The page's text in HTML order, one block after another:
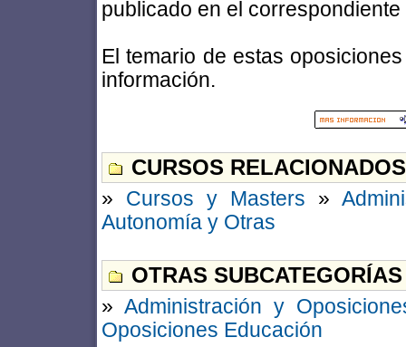
publicado en el
El temario de estas
información.
CURSOS
» Cursos y Masters »
Autonomía y Otras
OTRAS
» Administración y
Oposiciones Educación